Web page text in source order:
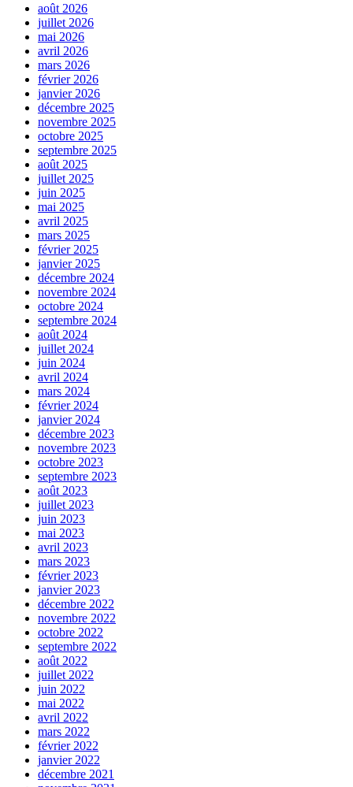
août 2026
juillet 2026
mai 2026
avril 2026
mars 2026
février 2026
janvier 2026
décembre 2025
novembre 2025
octobre 2025
septembre 2025
août 2025
juillet 2025
juin 2025
mai 2025
avril 2025
mars 2025
février 2025
janvier 2025
décembre 2024
novembre 2024
octobre 2024
septembre 2024
août 2024
juillet 2024
juin 2024
avril 2024
mars 2024
février 2024
janvier 2024
décembre 2023
novembre 2023
octobre 2023
septembre 2023
août 2023
juillet 2023
juin 2023
mai 2023
avril 2023
mars 2023
février 2023
janvier 2023
décembre 2022
novembre 2022
octobre 2022
septembre 2022
août 2022
juillet 2022
juin 2022
mai 2022
avril 2022
mars 2022
février 2022
janvier 2022
décembre 2021